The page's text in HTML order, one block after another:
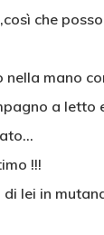
che
mano
a letto
!!!
lei in